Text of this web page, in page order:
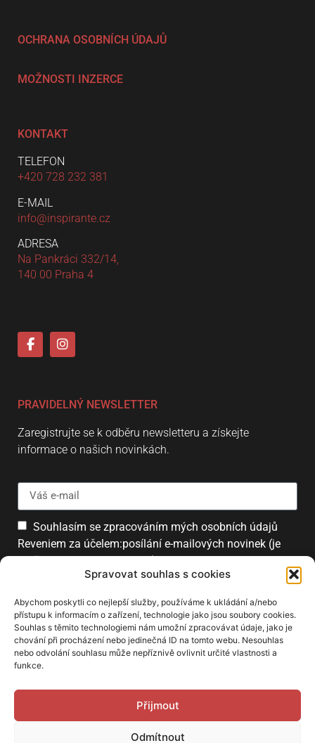
Spravovat souhlas s cookies
Abychom poskytli co nejlepší služby, používáme k ukládání a/nebo
přístupu k informacím o zařízení, technologie jako jsou soubory cookies.
Souhlas s těmito technologiemi nám umožní zpracovávat údaje, jako je
chování při procházení nebo jedinečná ID na tomto webu. Nesouhlas
nebo odvolání souhlasu může nepříznivě ovlivnit určité vlastnosti a
funkce.
Přijmout
Odmítnout
OCHRANA OSOBNÍCH ÚDAJŮ
MOŽNOSTI INZERCE
KONTAKT
TELEFON
+420 728 232 381
E-MAIL
info@inspirante.cz
ADRESA
Na Pankráci 332/14,
140 00 Praha 4
PRAVIDELNÝ NEWSLETTER
Zaregistrujte se k odběru newsletteru a získejte
informace o našich novinkách.
Souhlasím se zpracováním mých osobních údajů
Reveniem za účelem:posílání e-mailových novinek (je
možné se kdykoliv odhlásit).
PARTNEŘI